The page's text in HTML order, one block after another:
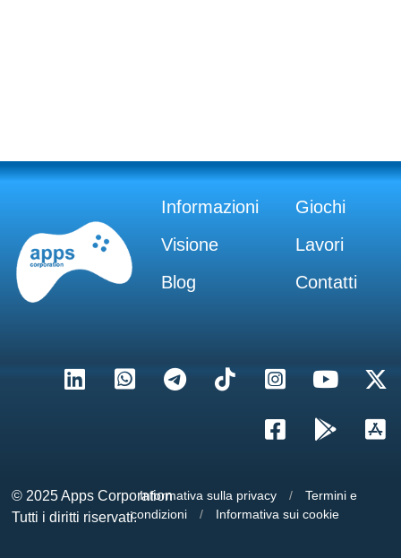
Informazioni
Giochi
Visione
Lavori
Blog
Contatti
© 2025Apps Corporation
Tutti i diritti riservati.
Informativa sulla privacy /
Termini e
condizioni
/ Informativa sui cookie